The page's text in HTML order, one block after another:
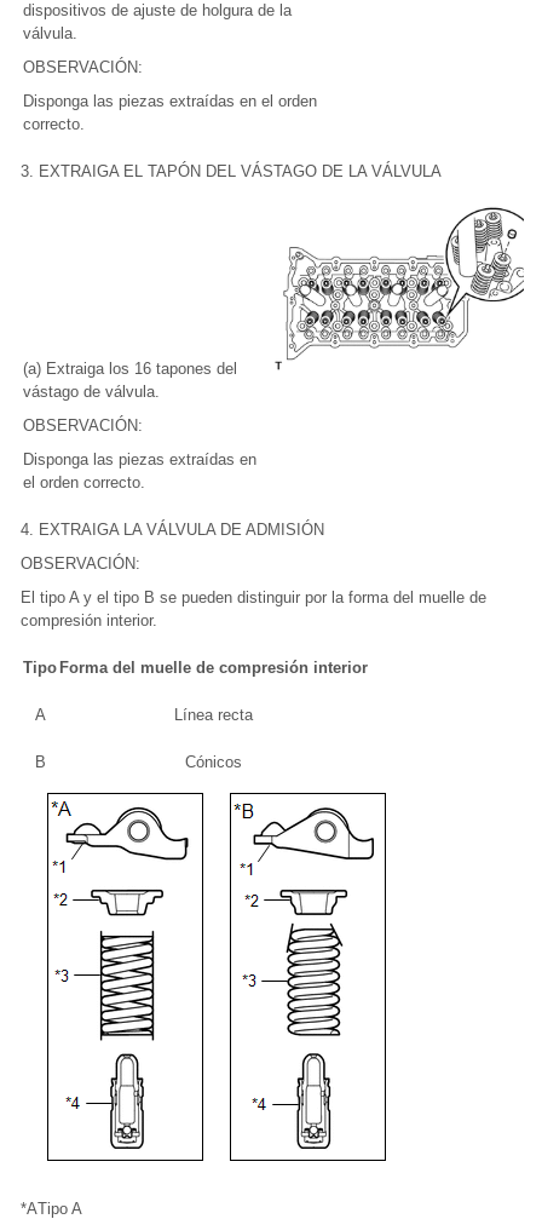
dispositivos de ajuste de holgura de la
válvula.
OBSERVACIÓN:
Disponga las piezas extraídas en el orden
correcto.
3. EXTRAIGA EL TAPÓN DEL VÁSTAGO DE LA VÁLVULA
(a) Extraiga los 16 tapones del
vástago de válvula.
OBSERVACIÓN:
Disponga las piezas extraídas en
el orden correcto.
4. EXTRAIGA LA VÁLVULA DE ADMISIÓN
OBSERVACIÓN:
El tipo A y el tipo B se pueden distinguir por la forma del muelle de
compresión interior.
Tipo Forma del muelle de compresión interior
A Línea recta
B Cónicos
*ATipo A